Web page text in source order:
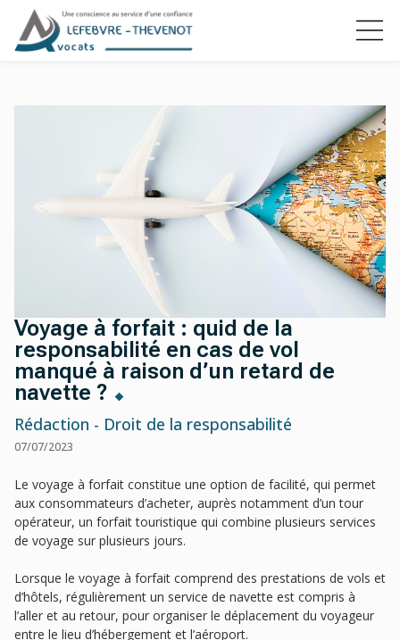
Voyage à forfait : quid de la
responsabilité en cas de vol
manqué à raison d’un retard de
navette ?
Rédaction - Droit de la responsabilité
07/07/2023
Le voyage à forfait constitue une option de facilité, qui permet
aux consommateurs d’acheter, auprès notamment d’un tour
opérateur, un forfait touristique qui combine plusieurs services
de voyage sur plusieurs jours.
Lorsque le voyage à forfait comprend des prestations de vols et
d’hôtels, régulièrement un service de navette est compris à
l’aller et au retour, pour organiser le déplacement du voyageur
entre le lieu d’hébergement et l’aéroport.